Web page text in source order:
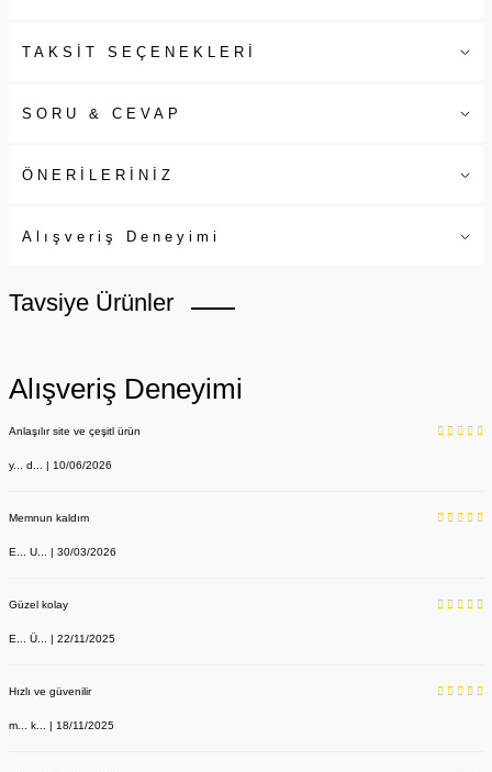
TAKSİT SEÇENEKLERİ
SORU & CEVAP
ÖNERİLERİNİZ
Alışveriş Deneyimi
Tavsiye Ürünler
Alışveriş Deneyimi
Anlaşılır site ve çeşitl ürün
y... d... | 10/06/2026
Memnun kaldım
E... U... | 30/03/2026
Güzel kolay
E... Ü... | 22/11/2025
Hızlı ve güvenilir
m... k... | 18/11/2025